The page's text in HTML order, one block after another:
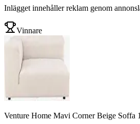
Inlägget innehåller reklam genom
Vinnare
Venture Home Mavi Corner Beige Soffa